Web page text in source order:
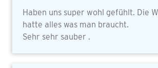
Haben uns super wohl gefühlt. Die
hatte alles was man braucht.
Sehr sehr sauber .